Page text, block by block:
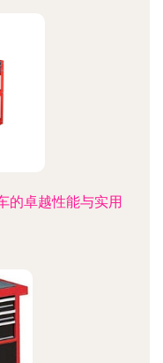
的卓越性能与实用